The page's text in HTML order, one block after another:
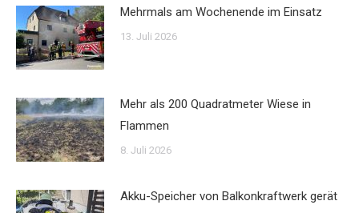
Mehrmals am Wochenende im Einsatz
13. Juli 2026
Mehr als 200 Quadratmeter Wiese in
Flammen
8. Juli 2026
Akku-Speicher von Balkonkraftwerk gerät